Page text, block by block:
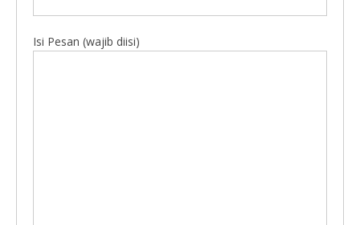
Isi Pesan (wajib diisi)